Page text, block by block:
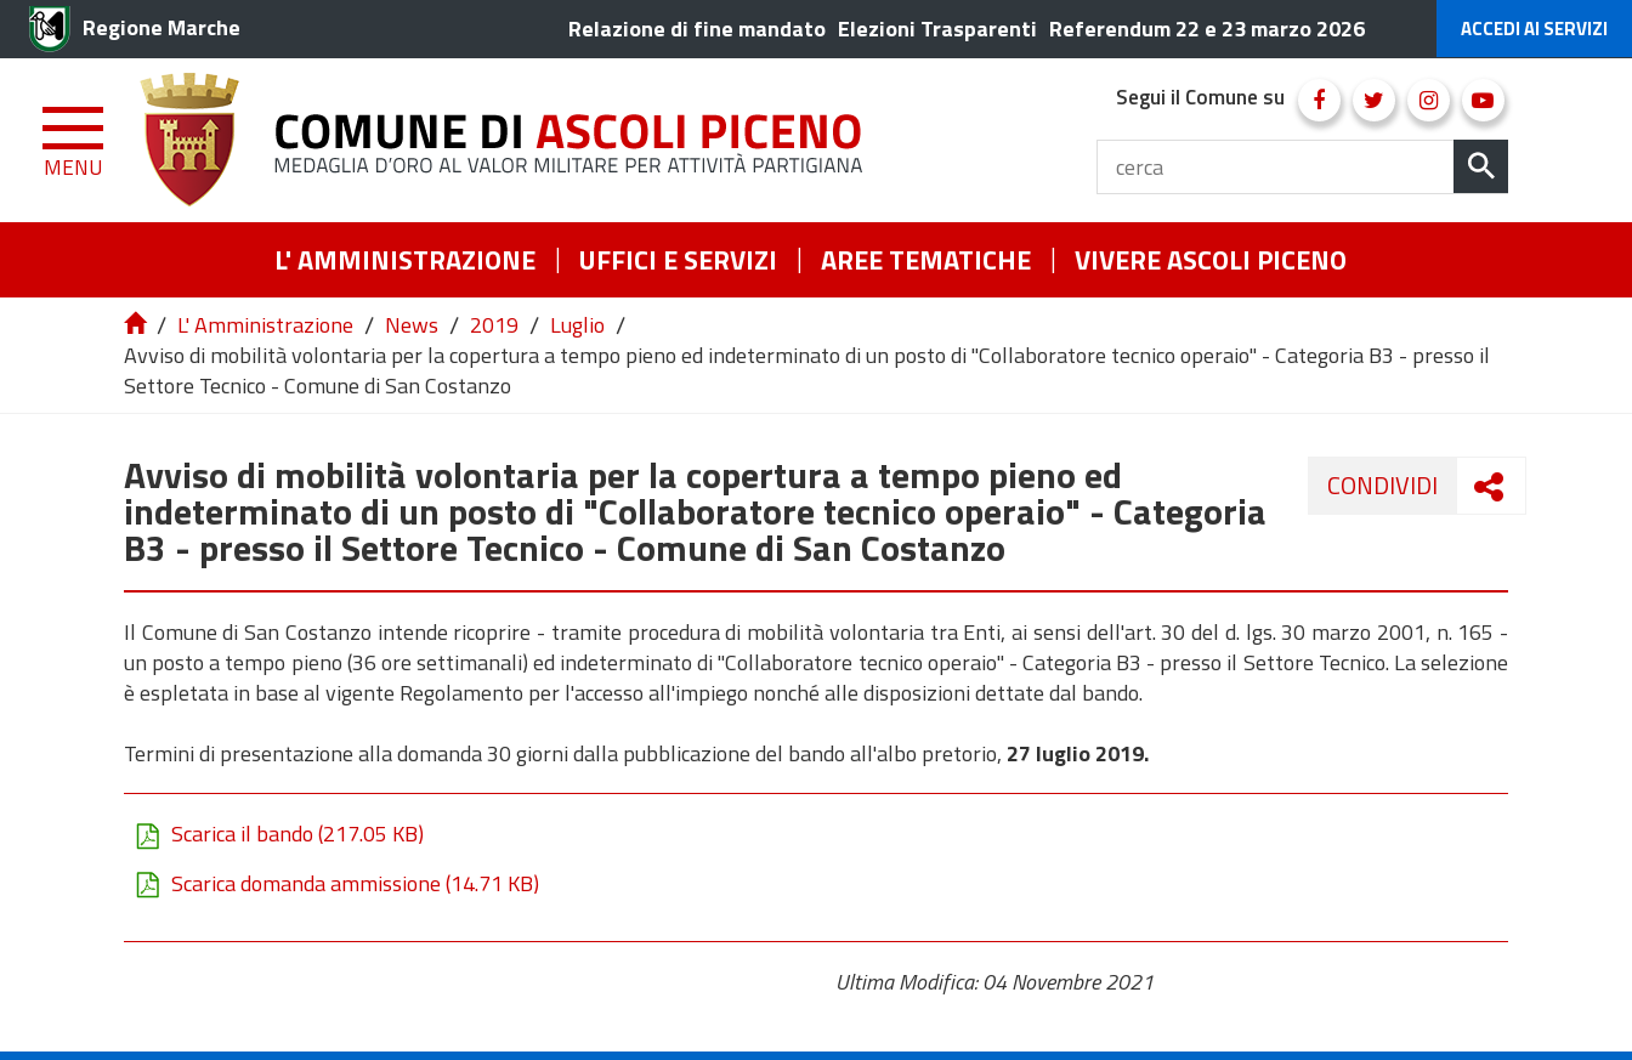
Regione Marche Relazione di fine mandato Elezioni Trasparenti Referendum 22 e 23 marzo 2026 ACCEDI AI SERVIZI
MENU
Segui il Comune su
L' AMMINISTRAZIONE UFFICI E SERVIZI AREE TEMATICHE VIVERE ASCOLI PICENO
/ L' Amministrazione / News / 2019 / Luglio /
Avviso di mobilità volontaria per la copertura a tempo pieno ed indeterminato di un posto di "Collaboratore tecnico operaio" - Categoria B3 - presso il
Settore Tecnico - Comune di San Costanzo
CONDIVIDI
Avviso di mobilità volontaria per la copertura a tempo pieno ed
indeterminato di un posto di "Collaboratore tecnico operaio" - Categoria
B3 - presso il Settore Tecnico - Comune di San Costanzo
Il Comune di San Costanzo intende ricoprire - tramite procedura di mobilità volontaria tra Enti, ai sensi dell'art. 30 del d. lgs. 30 marzo 2001, n. 165 -
un posto a tempo pieno (36 ore settimanali) ed indeterminato di "Collaboratore tecnico operaio" - Categoria B3 - presso il Settore Tecnico. La selezione
è espletata in base al vigente Regolamento per l'accesso all'impiego nonché alle disposizioni dettate dal bando.
Termini di presentazione alla domanda 30 giorni dalla pubblicazione del bando all'albo pretorio, 27 luglio 2019.
Scarica il bando(217.05 KB)
Scarica domanda ammissione(14.71 KB)
Ultima Modifica: 04 Novembre 2021